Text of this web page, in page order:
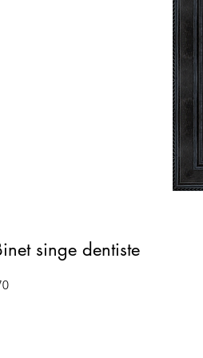
singe dentiste